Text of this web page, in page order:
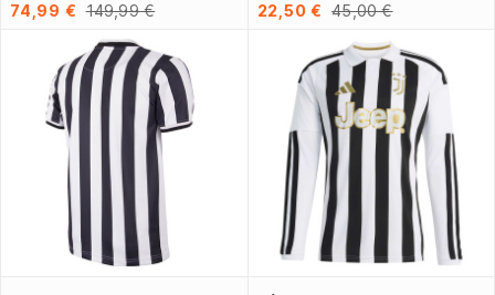
74,99 € 149,99 € 22,50 € 45,00 €